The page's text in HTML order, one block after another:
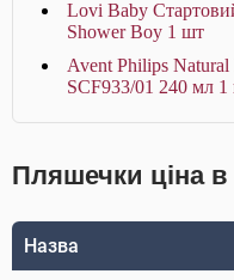
Lovi Baby
Shower Boy 1 шт
Avent Philips
SCF933/01 240 мл
Пляшечки ціна в
Назва